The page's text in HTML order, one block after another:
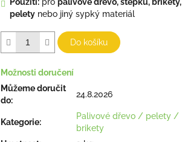
pelety nebo jiný sypký materiál
Do košíku
Možnosti doručení
Můžeme doručit
do:
24.8.2026
Kategorie:
Palivové dřevo / pelety /
brikety